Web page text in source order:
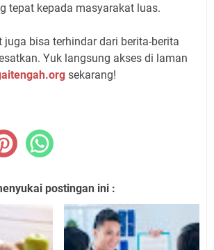
tepat kepada masyarakat luas.
bisa terhindar dari berita-berita
Yuk langsung akses di laman
sekarang!
postingan ini :